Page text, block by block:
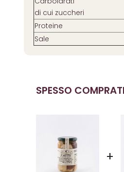
di cui zuccheri
Proteine
Sale
SPESSO
+